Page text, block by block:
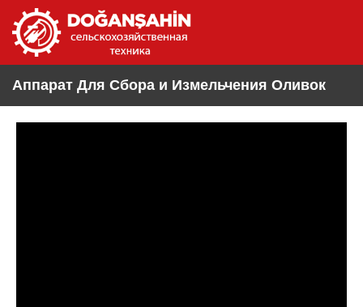
Аппарат Для Сбора и Измельчения Оливок